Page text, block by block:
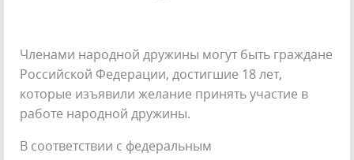
Членами народной дружины могут быть граждане
Российской Федерации, достигшие 18 лет,
которые изъявили желание принять участие в
работе народной дружины.
В соответствии с федеральным